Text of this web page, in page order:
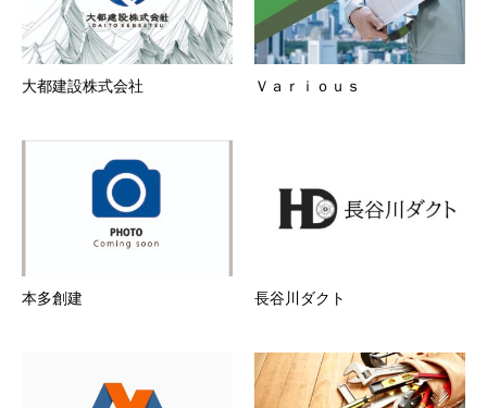
あった場合、速やかに当社所定の方法により、変
更事項を当社に通知しするものとします。
２．前項の届出がなかったことで会員が不利益を被っ
たとしても、当社は一切その責任を負いません。
生じた損害について、事務局はいずれに対しても
一切責任を負いません。
第6条 会員登録の抹消
会員が登録抹消・途中解約する場合は、所定の方
法にて事務局に直ちに届け出ることとします。
３．退会した会員の会員情報、当会社が当該会員の退
当社は、本サービスのウェブサイト上での掲示や
大都建設株式会社 Ｖａｒｉｏｕｓ
本多創建 長谷川ダクト